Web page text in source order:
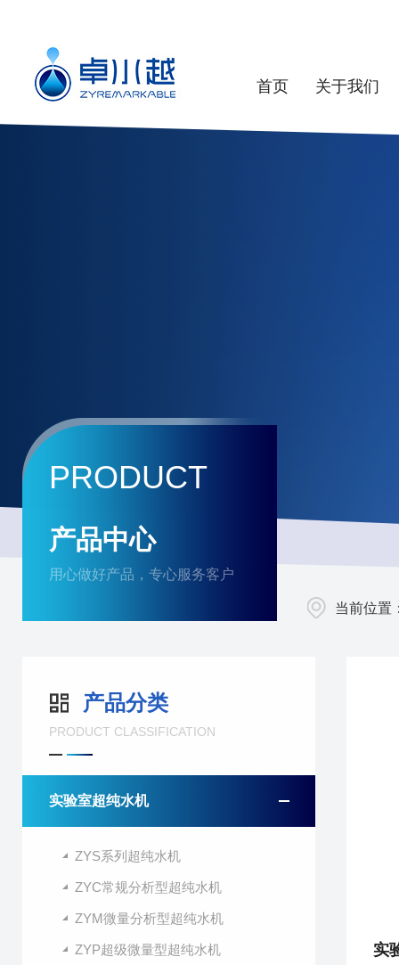
首页 关于我们
PRODUCT
产品中心
用心做好产品，专心服务客户
当前位置
产品分类
PRODUCT CLASSIFICATION
实验室超纯水机
ZYS系列超纯水机
ZYC常规分析型超纯水机
ZYM微量分析型超纯水机
ZYP超级微量型超纯水机 实